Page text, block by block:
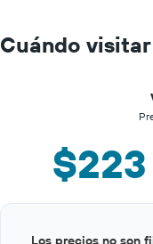
Cuándo
$223
Los precios no son